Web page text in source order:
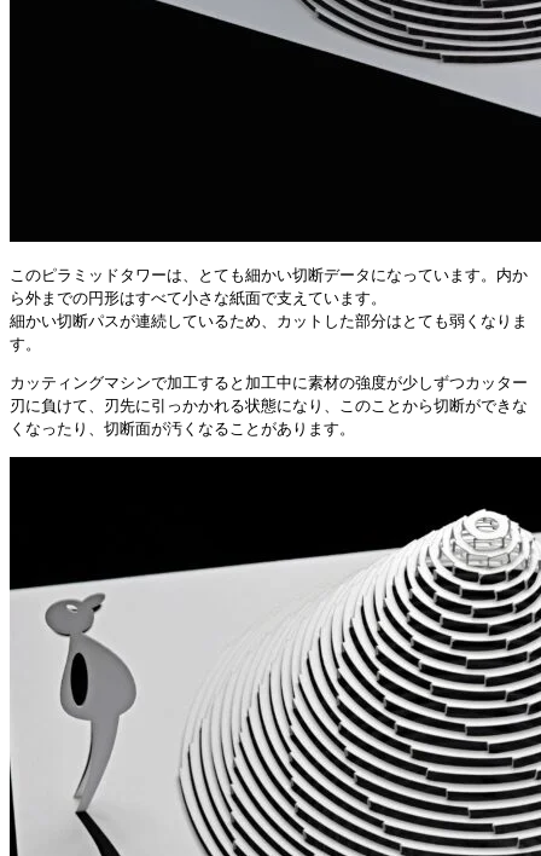
このピラミッドタワーは、とても細かい切断データになっています。内か
ら外までの円形はすべて小さな紙面で支えています。
細かい切断パスが連続しているため、カットした部分はとても弱くなりま
す。
カッティングマシンで加工すると加工中に素材の強度が少しずつカッター
刃に負けて、刃先に引っかかれる状態になり、このことから切断ができな
くなったり、切断面が汚くなることがあります。